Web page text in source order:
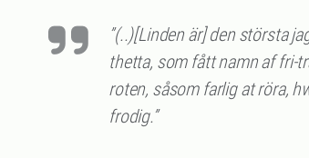
”(..)[Linden är] den största
thetta, som fått namn af fri-
roten, såsom farlig at röra,
frodig.”